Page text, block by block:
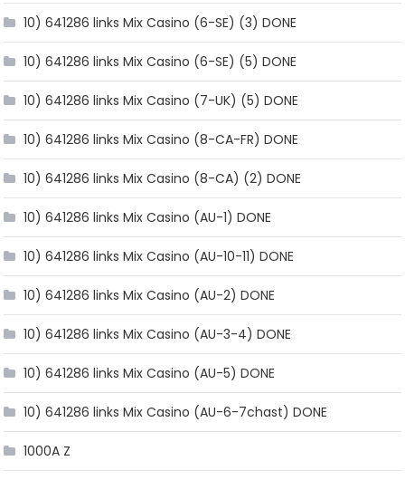
10) 641286 links Mix Casino (6-SE) (3) DONE
10) 641286 links Mix Casino (6-SE) (5) DONE
10) 641286 links Mix Casino (7-UK) (5) DONE
10) 641286 links Mix Casino (8-CA-FR) DONE
10) 641286 links Mix Casino (8-CA) (2) DONE
10) 641286 links Mix Casino (AU-1) DONE
10) 641286 links Mix Casino (AU-10-11) DONE
10) 641286 links Mix Casino (AU-2) DONE
10) 641286 links Mix Casino (AU-3-4) DONE
10) 641286 links Mix Casino (AU-5) DONE
10) 641286 links Mix Casino (AU-6-7chast) DONE
1000A Z